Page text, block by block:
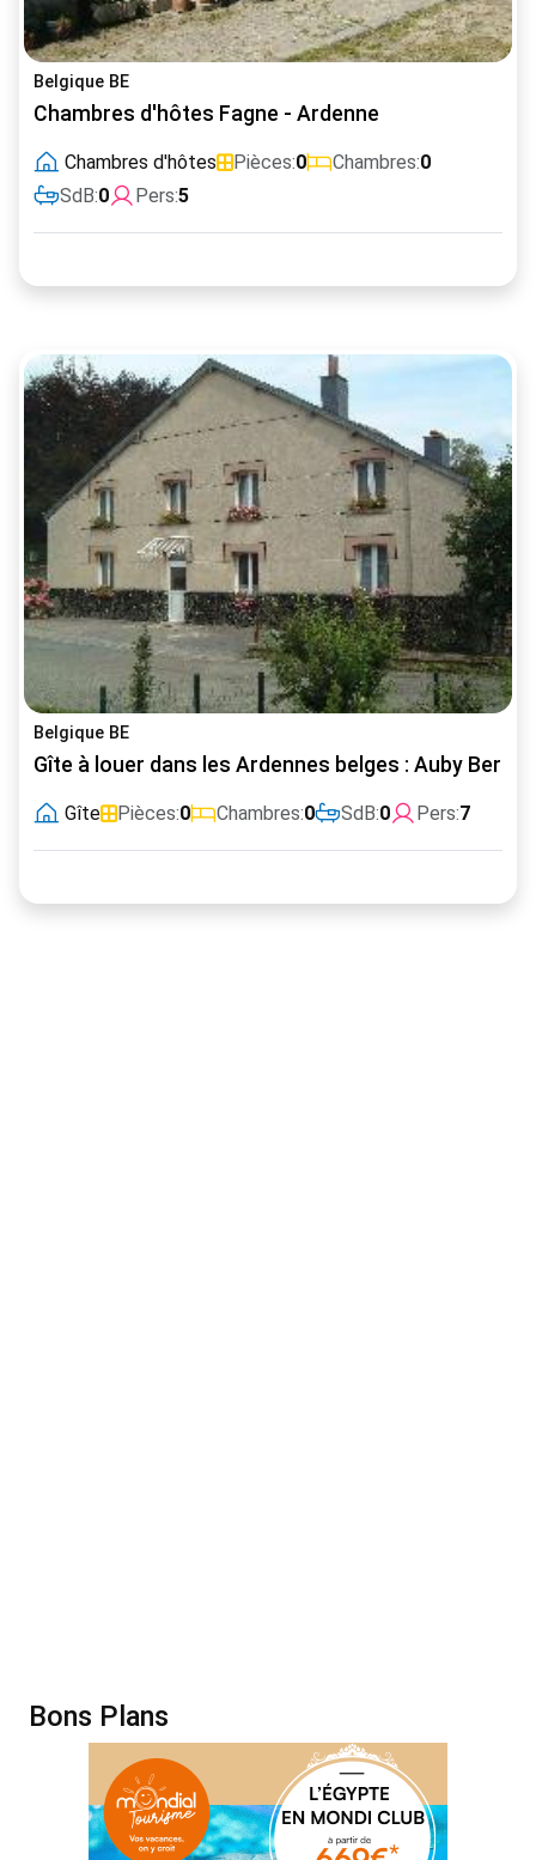
Belgique BE
Chambres d'hôtes Fagne - Ardenne
Chambres d'hôtes Pièces:0 Chambres:0
SdB:0 Pers:5
Belgique BE
Gîte à louer dans les Ardennes belges : Auby
Gîte Pièces:0 Chambres:0 SdB:0 Pers:7
Bons Plans